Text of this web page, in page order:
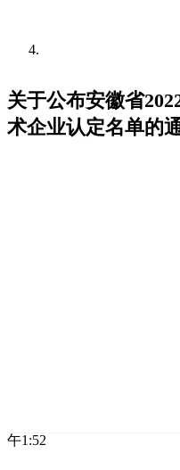
关于公布安徽省
术企业认定名单的
午1:52